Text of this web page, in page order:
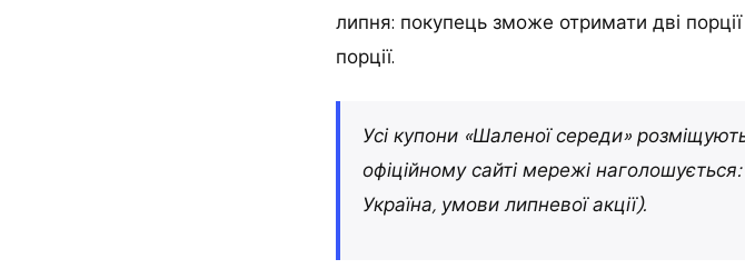
липня: покупець зможе отримати дві
порції.
Усі купони «Шаленої середи»
офіційному сайті мережі наголошується:
Україна, умови липневої акції).